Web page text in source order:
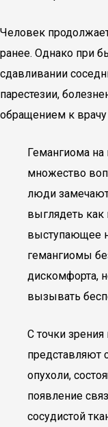
Человек
ранее. Однако при
сдавливании
парестезии,
обращением к врачу
Гемангиома
множество
люди
выглядеть как
выступающее
гемангиомы
дискомфорта,
вызывать
С точки
представляют
опухоли,
появление
сосудистой